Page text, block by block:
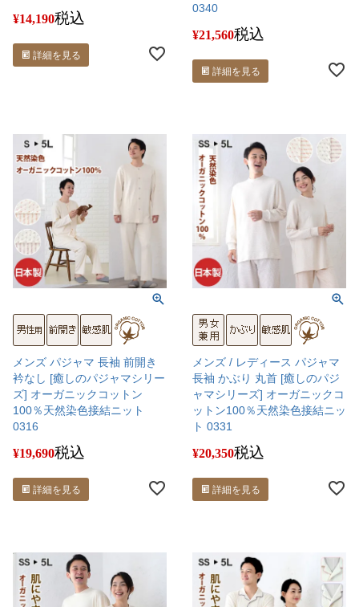
¥14,190税込
詳細を見る
0340
¥21,560税込
詳細を見る
メンズ パジャマ 長袖 前開き
衿なし [癒しのパジャマシリー
ズ] オーガニックコットン
100％天然染色接結ニット
0316
¥19,690税込
詳細を見る
メンズ / レディース パジャマ
長袖 かぶり 丸首 [癒しのパジ
ャマシリーズ] オーガニックコ
ットン100％天然染色接結ニッ
ト 0331
¥20,350税込
詳細を見る